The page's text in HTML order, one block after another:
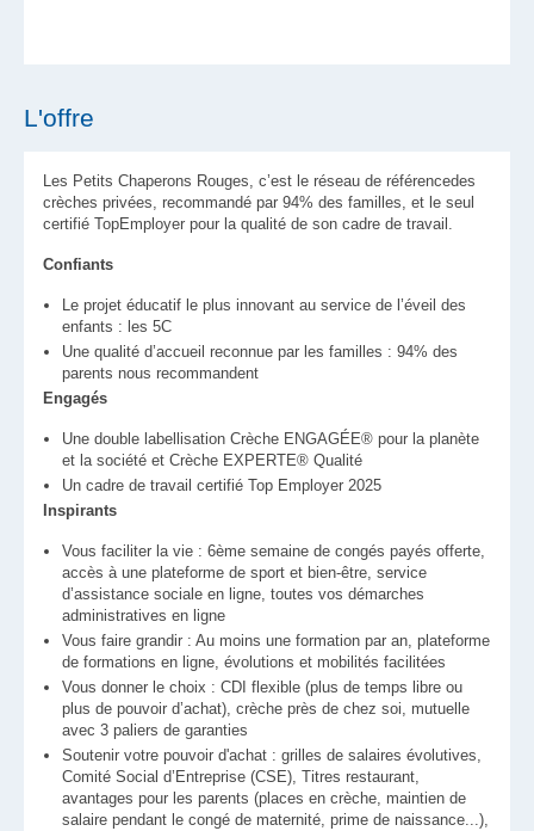
L'offre
Les Petits Chaperons Rouges, c’est le réseau de référencedes
crèches privées, recommandé par 94% des familles, et le seul
certifié TopEmployer pour la qualité de son cadre de travail.
Confiants
Le projet éducatif le plus innovant au service de l’éveil des
enfants : les 5C
Une qualité d’accueil reconnue par les familles : 94% des
parents nous recommandent
Engagés
Une double labellisation Crèche ENGAGÉE® pour la planète
et la société et Crèche EXPERTE® Qualité
Un cadre de travail certifié Top Employer 2025
Inspirants
Vous faciliter la vie : 6ème semaine de congés payés offerte,
accès à une plateforme de sport et bien-être, service
d’assistance sociale en ligne, toutes vos démarches
administratives en ligne
Vous faire grandir : Au moins une formation par an, plateforme
de formations en ligne, évolutions et mobilités facilitées
Vous donner le choix : CDI flexible (plus de temps libre ou
plus de pouvoir d’achat), crèche près de chez soi, mutuelle
avec 3 paliers de garanties
Soutenir votre pouvoir d'achat : grilles de salaires évolutives,
Comité Social d’Entreprise (CSE), Titres restaurant,
avantages pour les parents (places en crèche, maintien de
salaire pendant le congé de maternité, prime de naissance...),